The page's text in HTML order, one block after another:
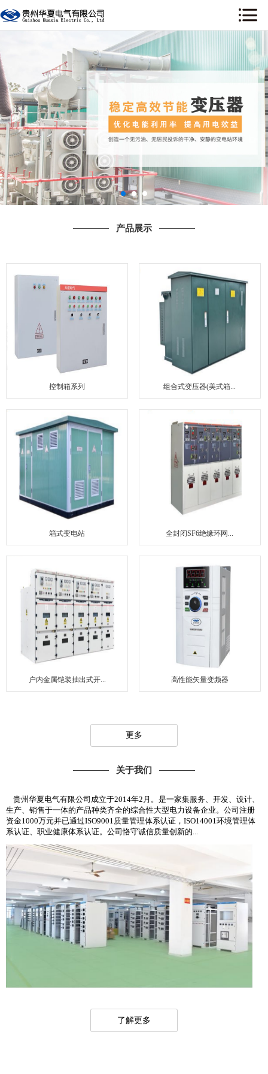
产品展示
控制箱系列 组合式变压器(美式箱...
箱式变电站 全封闭SF6绝缘环网...
户内金属铠装抽出式开... 高性能矢量变频器
更多
关于我们
贵州华夏电气有限公司成立于2014年2月。是一家集服务、开发、设计、
生产、销售于一体的产品种类齐全的综合性大型电力设备企业。公司注册
资金1000万元并已通过ISO9001质量管理体系认证，ISO14001环境管理体
系认证、职业健康体系认证。公司恪守诚信质量创新的...
了解更多
关于我们
新闻资讯
产品展示
工程案例
荣誉资质
联系我们